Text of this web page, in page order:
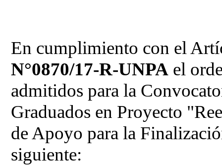
En cumplimiento con el
N°0870/17-R-UNPA el
admitidos para la
Graduados en Proyecto
de Apoyo para la
siguiente: